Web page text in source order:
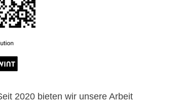
2020 bieten wir unsere Arbeit